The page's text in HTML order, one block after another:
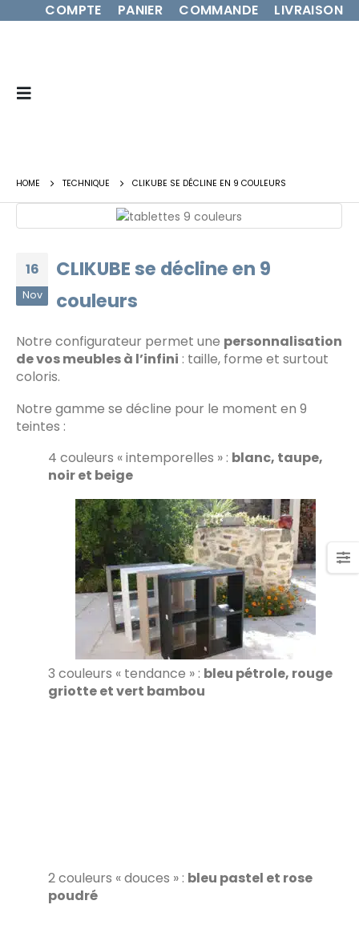
COMPTE PANIER COMMANDE LIVRAISON
HOME TECHNIQUE CLIKUBE SE DÉCLINE EN 9 COULEURS
16
Nov
CLIKUBE se décline en 9
couleurs
Notre configurateur permet une personnalisation
de vos meubles à l’infini : taille, forme et surtout
coloris.
Notre gamme se décline pour le moment en 9
teintes :
4 couleurs « intemporelles » : blanc, taupe,
noir et beige
3 couleurs « tendance » : bleu pétrole, rouge
griotte et vert bambou
2 couleurs « douces » : bleu pastel et rose
poudré